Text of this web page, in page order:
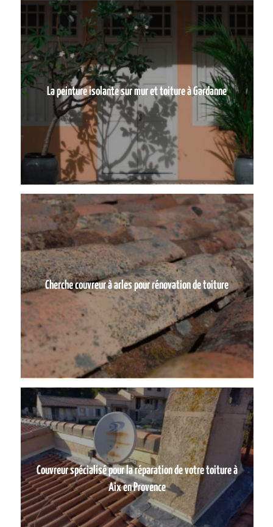
La peinture isolante sur mur et toiture à Gardanne
Cherche couvreur à arles pour rénovation de toiture
Couvreur spécialisé pour la réparation de votre toiture à
Aix en Provence